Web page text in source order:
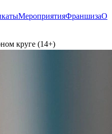
МероприятияФраншизаО
круге (14+)